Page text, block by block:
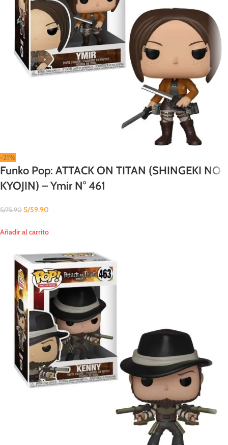
-21%
Funko Pop: ATTACK ON TITAN (SHINGEKI NO
KYOJIN) – Ymir N° 461
S/75.90 S/59.90
Añadir al carrito